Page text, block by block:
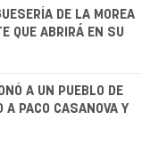
DE LA MOREA
QUE ABRIRÁ EN SU
A UN PUEBLO DE
A PACO CASANOVA Y